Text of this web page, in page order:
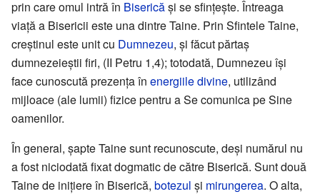
prin care omul intră în Bisericăși se sfințește. Întreaga
viață a Bisericii este una dintre Taine. Prin Sfintele Taine,
creștinul este unit cu Dumnezeu, și făcut părtaș
dumnezeieștii firi, (II Petru 1,4); totodată, Dumnezeu își
face cunoscută prezența în energiile divine, utilizând
mijloace (ale lumii) fizice pentru a Se comunica pe Sine
oamenilor.
În general, șapte Taine sunt recunoscute, deși numărul nu
a fost niciodată fixat dogmatic de către Biserică. Sunt două
Taine de inițiere în Biserică, botezul și mirungerea. O alta,